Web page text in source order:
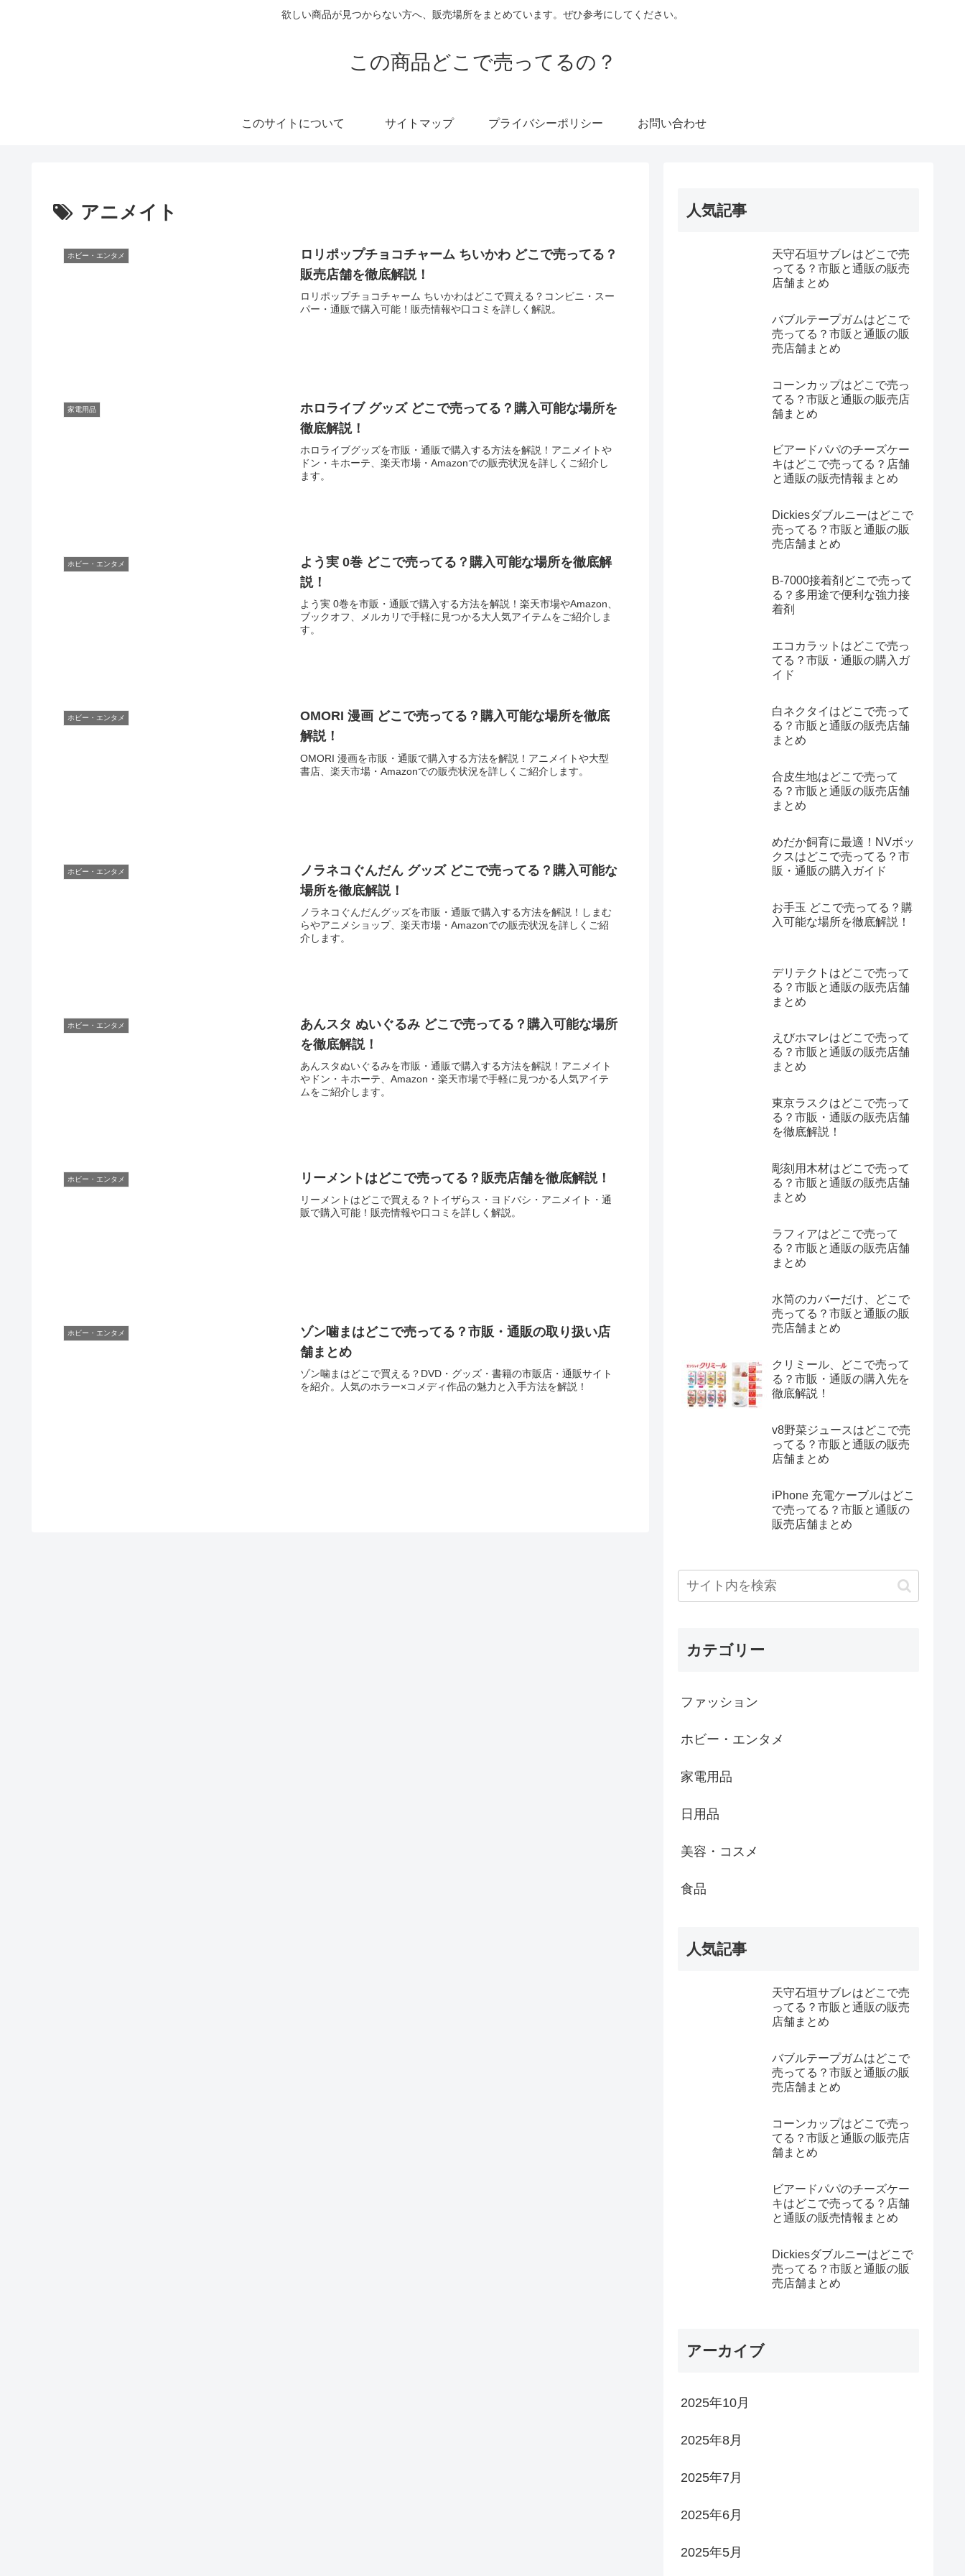
欲しい商品が見つからない方へ、販売場所をまとめています。ぜひ参考にしてください。
この商品どこで売ってるの？
このサイトについて サイトマップ プライバシーポリシー お問い合わせ
アニメイト
ホビー・エンタメ
ロリポップチョコチャーム ちいかわ どこで売ってる？
販売店舗を徹底解説！
ロリポップチョコチャーム ちいかわはどこで買える？コンビニ・スー
パー・通販で購入可能！販売情報や口コミを詳しく解説。
家電用品
ホロライブ グッズ どこで売ってる？購入可能な場所を
徹底解説！
ホロライブグッズを市販・通販で購入する方法を解説！アニメイトや
ドン・キホーテ、楽天市場・Amazonでの販売状況を詳しくご紹介し
ます。
ホビー・エンタメ
よう実 0巻 どこで売ってる？購入可能な場所を徹底解
説！
よう実 0巻を市販・通販で購入する方法を解説！楽天市場やAmazon、
ブックオフ、メルカリで手軽に見つかる大人気アイテムをご紹介しま
す。
ホビー・エンタメ
OMORI 漫画 どこで売ってる？購入可能な場所を徹底
解説！
OMORI 漫画を市販・通販で購入する方法を解説！アニメイトや大型
書店、楽天市場・Amazonでの販売状況を詳しくご紹介します。
ホビー・エンタメ
ノラネコぐんだん グッズ どこで売ってる？購入可能な
場所を徹底解説！
ノラネコぐんだんグッズを市販・通販で購入する方法を解説！しまむ
らやアニメショップ、楽天市場・Amazonでの販売状況を詳しくご紹
介します。
ホビー・エンタメ
あんスタ ぬいぐるみ どこで売ってる？購入可能な場所
を徹底解説！
あんスタぬいぐるみを市販・通販で購入する方法を解説！アニメイト
やドン・キホーテ、Amazon・楽天市場で手軽に見つかる人気アイテ
ムをご紹介します。
ホビー・エンタメ リーメントはどこで売ってる？販売店舗を徹底解説！
リーメントはどこで買える？トイザらス・ヨドバシ・アニメイト・通
販で購入可能！販売情報や口コミを詳しく解説。
ホビー・エンタメ
ゾン噛まはどこで売ってる？市販・通販の取り扱い店
舗まとめ
ゾン噛まはどこで買える？DVD・グッズ・書籍の市販店・通販サイト
を紹介。人気のホラー×コメディ作品の魅力と入手方法を解説！
人気記事
天守石垣サブレはどこで売
ってる？市販と通販の販売
店舗まとめ
バブルテープガムはどこで
売ってる？市販と通販の販
売店舗まとめ
コーンカップはどこで売っ
てる？市販と通販の販売店
舗まとめ
ビアードパパのチーズケー
キはどこで売ってる？店舗
と通販の販売情報まとめ
Dickiesダブルニーはどこで
売ってる？市販と通販の販
売店舗まとめ
B-7000接着剤どこで売って
る？多用途で便利な強力接
着剤
エコカラットはどこで売っ
てる？市販・通販の購入ガ
イド
白ネクタイはどこで売って
る？市販と通販の販売店舗
まとめ
合皮生地はどこで売って
る？市販と通販の販売店舗
まとめ
めだか飼育に最適！NVボッ
クスはどこで売ってる？市
販・通販の購入ガイド
お手玉 どこで売ってる？購
入可能な場所を徹底解説！
デリテクトはどこで売って
る？市販と通販の販売店舗
まとめ
えびホマレはどこで売って
る？市販と通販の販売店舗
まとめ
東京ラスクはどこで売って
る？市販・通販の販売店舗
を徹底解説！
彫刻用木材はどこで売って
る？市販と通販の販売店舗
まとめ
ラフィアはどこで売って
る？市販と通販の販売店舗
まとめ
水筒のカバーだけ、どこで
売ってる？市販と通販の販
売店舗まとめ
クリミール、どこで売って
る？市販・通販の購入先を
徹底解説！
v8野菜ジュースはどこで売
ってる？市販と通販の販売
店舗まとめ
iPhone 充電ケーブルはどこ
で売ってる？市販と通販の
販売店舗まとめ
カテゴリー
ファッション
ホビー・エンタメ
家電用品
日用品
美容・コスメ
食品
人気記事
天守石垣サブレはどこで売
ってる？市販と通販の販売
店舗まとめ
バブルテープガムはどこで
売ってる？市販と通販の販
売店舗まとめ
コーンカップはどこで売っ
てる？市販と通販の販売店
舗まとめ
ビアードパパのチーズケー
キはどこで売ってる？店舗
と通販の販売情報まとめ
Dickiesダブルニーはどこで
売ってる？市販と通販の販
売店舗まとめ
アーカイブ
2025年10月
2025年8月
2025年7月
2025年6月
2025年5月